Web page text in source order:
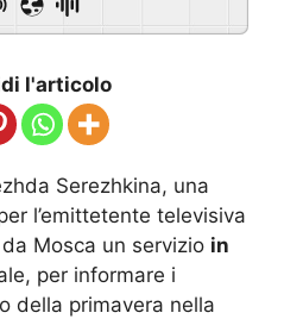
l'articolo
Serezhkina, una
l’emittetente televisiva
Mosca un servizio in
per informare i
della primavera nella